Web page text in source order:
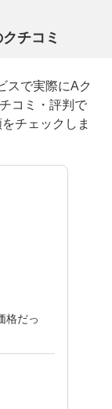
チコミ
スで実際にAク
コミ・評判で
チェックしま
格だっ